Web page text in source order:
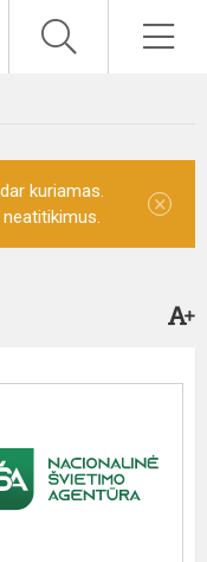
kuriamas.
×